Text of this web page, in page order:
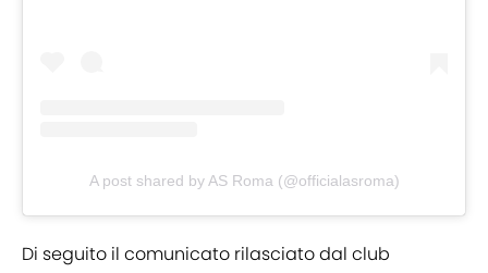
A post shared by AS Roma (@officialasroma)
Di seguito il comunicato rilasciato dal club